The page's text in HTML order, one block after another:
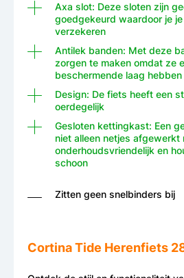
Axa slot: Deze sloten zijn
goedgekeurd waardoor je
verzekeren
Antilek banden: Met deze
zorgen te maken omdat ze
beschermende laag hebben
Design: De fiets heeft een
oerdegelijk
Gesloten kettingkast: Een
niet alleen netjes afgewerkt
onderhoudsvriendelijk en
schoon
Zitten geen snelbinders bij
Cortina Tide Herenfiets